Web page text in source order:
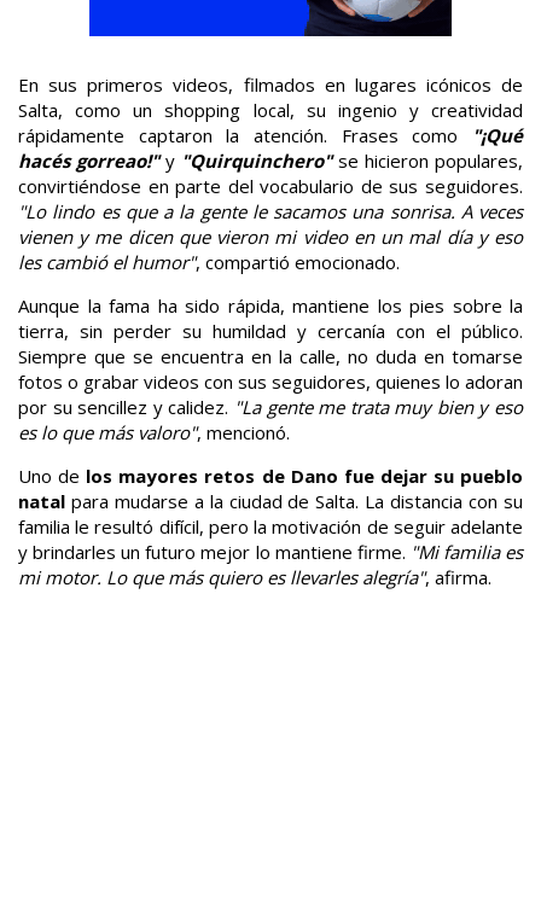
En sus primeros videos, filmados en lugares icónicos de
Salta, como un shopping local, su ingenio y creatividad
rápidamente captaron la atención. Frases como "¡Qué
hacés gorreao!"y "Quirquinchero"se hicieron populares,
convirtiéndose en parte del vocabulario de sus seguidores.
"Lo lindo es que a la gente le sacamos una sonrisa. A veces
vienen y me dicen que vieron mi video en un mal día y eso
les cambió el humor", compartió emocionado.
Aunque la fama ha sido rápida, mantiene los pies sobre la
tierra, sin perder su humildad y cercanía con el público.
Siempre que se encuentra en la calle, no duda en tomarse
fotos o grabar videos con sus seguidores, quienes lo adoran
por su sencillez y calidez. "La gente me trata muy bien y eso
es lo que más valoro", mencionó.
Uno de los mayores retos de Dano fue dejar su pueblo
natal para mudarse a la ciudad de Salta. La distancia con su
familia le resultó difícil, pero la motivación de seguir adelante
y brindarles un futuro mejor lo mantiene firme. "Mi familia es
mi motor. Lo que más quiero es llevarles alegría", afirma.